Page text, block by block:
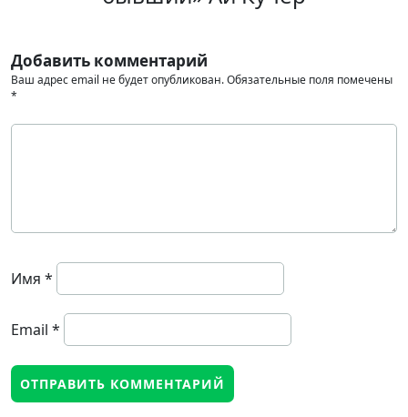
Добавить комментарий
Ваш адрес email не будет опубликован.Обязательные поля помечены
*
Имя *
Email *